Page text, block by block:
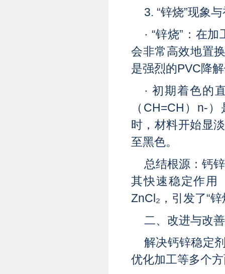
3. “锌烧”现象
· “锌烧”：在
会非常高效地置
是强烈的PVC降
· 初期着色的
（CH=CH）n-
时，材料开始显
至黑色。
总结根源：钙
其快速稳定作用
ZnCl₂，引发了“
二、改进与改
解决钙锌稳定
优化加工等多个